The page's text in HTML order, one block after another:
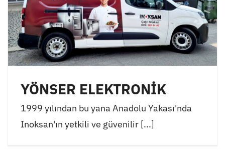
YÖNSER ELEKTRONİK
1999 yılından bu yana Anadolu Yakası'nda
Inoksan'ın yetkili ve güvenilir [...]